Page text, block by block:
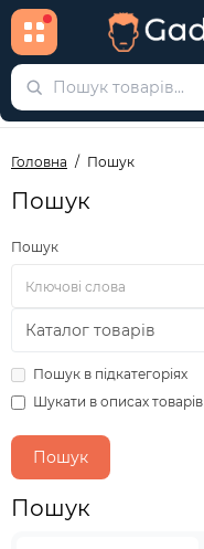
Головна Пошук
Пошук
Пошук
Пошук в підкатегоріях
Шукати в описах товарів
Пошук